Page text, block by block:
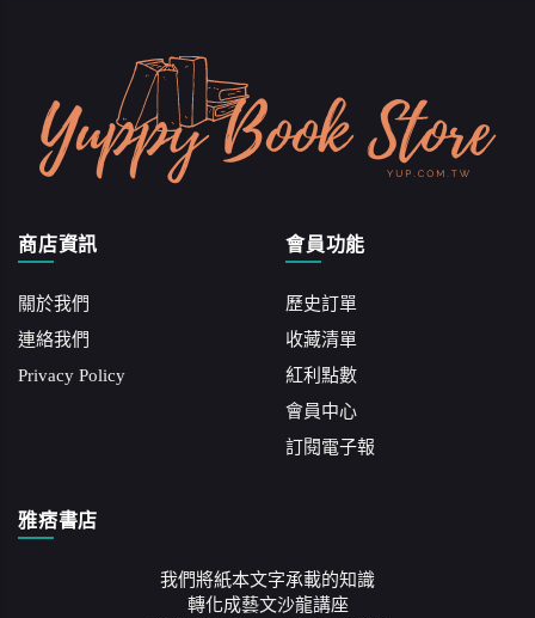
商店資訊
關於我們
連絡我們
Privacy Policy
會員功能
歷史訂單
收藏清單
紅利點數
會員中心
訂閱電子報
雅痞書店
我們將紙本文字承載的知識
轉化成藝文沙龍講座